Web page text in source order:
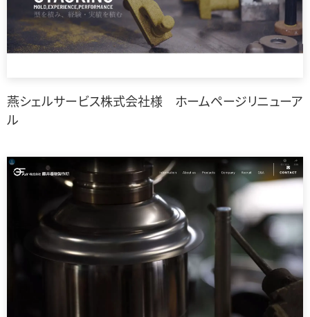
燕シェルサービス株式会社様 ホームページリニューア
ル